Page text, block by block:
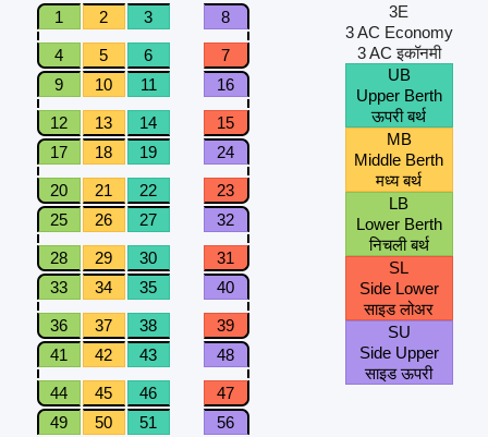
1
2 3 8
4 5 6
7
9
10 11 16
12 13 14
15
17
18 19 24
20 21 22
23
25
26 27 32
28 29 30
31
33
34 35 40
36 37 38
39
41
42 43 48
44 45 46
47
49
50 51 56
3E
3 AC Economy
3 AC इकॉनमी
UB
Upper Berth
ऊपरी बर्थ
MB
Middle Berth
मध्य बर्थ
LB
Lower Berth
निचली बर्थ
SL
Side Lower
साइड लोअर
SU
Side Upper
साइड ऊपरी